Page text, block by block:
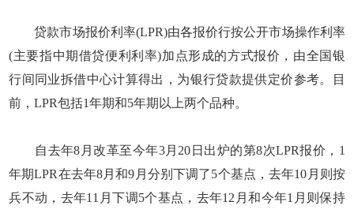
贷款市场报价利率(LPR)由各报价行按公开市场操作利率
(主要指中期借贷便利利率)加点形成的方式报价，由全国银
行间同业拆借中心计算得出，为银行贷款提供定价参考。目
前，LPR包括1年期和5年期以上两个品种。
自去年8月改革至今年3月20日出炉的第8次LPR报价，1
年期LPR在去年8月和9月分别下调了5个基点，去年10月则按
兵不动，去年11月下调5个基点，去年12月和今年1月则保持